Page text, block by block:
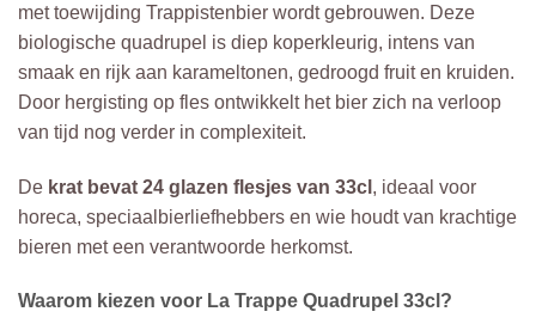
met toewijding Trappistenbier wordt gebrouwen. Deze
biologische quadrupel is diep koperkleurig, intens van
smaak en rijk aan karameltonen, gedroogd fruit en kruiden.
Door hergisting op fles ontwikkelt het bier zich na verloop
van tijd nog verder in complexiteit.
De krat bevat 24 glazen flesjes van 33cl , ideaal voor
horeca, speciaalbierliefhebbers en wie houdt van krachtige
bieren met een verantwoorde herkomst.
Waarom kiezen voor La Trappe Quadrupel 33cl?